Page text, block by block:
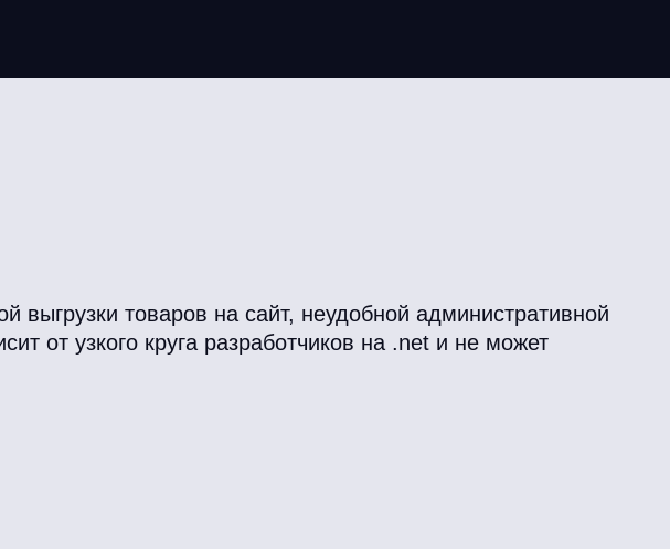
выгрузки товаров на сайт, неудобной административной
от узкого круга разработчиков на .net и не может